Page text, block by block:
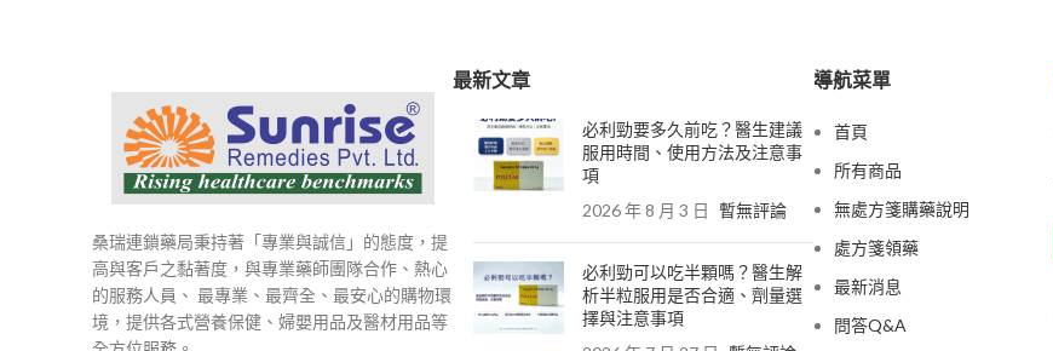
桑瑞連鎖藥局秉持著「專業與誠信」的態度，提
高與客戶之黏著度，與專業藥師團隊合作、熱心
的服務人員、 最專業、最齊全、最安心的購物環
境，提供各式營養保健、婦嬰用品及醫材用品等
最新文章
必利勁要多久前吃？醫生建議
服用時間、使用方法及注意事
項
2026 年 8 月 3 日 暫無評論
必利勁可以吃半顆嗎？醫生解
析半粒服用是否合適、劑量選
擇與注意事項
導航菜單
首頁
所有商品
無處方箋購藥說明
處方箋領藥
最新消息
問答Q&A